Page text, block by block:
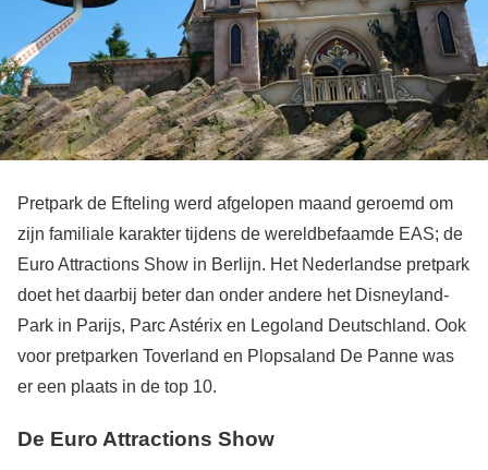
Pretpark de Efteling werd afgelopen maand geroemd om
zijn familiale karakter tijdens de wereldbefaamde EAS; de
Euro Attractions Show in Berlijn. Het Nederlandse pretpark
doet het daarbij beter dan onder andere het Disneyland-
Park in Parijs, Parc Astérix en Legoland Deutschland. Ook
voor pretparken Toverland en Plopsaland De Panne was
er een plaats in de top 10.
De Euro Attractions Show